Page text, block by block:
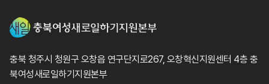
충북 청주시 청원구 오창읍 연구단지로267, 오창혁신지원센터 4층 충
북여성새로일하기지원본부